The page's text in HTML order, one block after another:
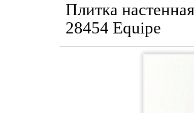
Плитка
28454 Equipe